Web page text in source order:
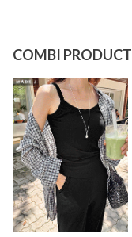
COMBI PRODUCT